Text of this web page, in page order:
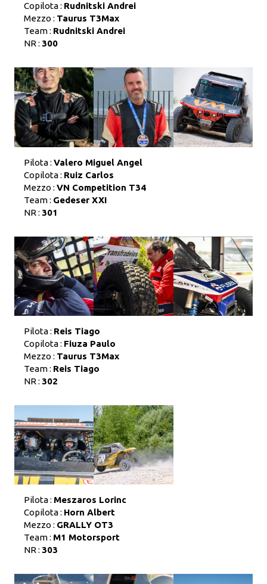
Copilota : Rudnitski Andrei
Mezzo : Taurus T3Max
Team : Rudnitski Andrei
NR : 300
Pilota : Valero Miguel Angel
Copilota : Ruiz Carlos
Mezzo : VN Competition T34
Team : Gedeser XXI
NR : 301
Pilota : Reis Tiago
Copilota : Fiuza Paulo
Mezzo : Taurus T3Max
Team : Reis Tiago
NR : 302
Pilota : Meszaros Lorinc
Copilota : Horn Albert
Mezzo : GRALLY OT3
Team : M1 Motorsport
NR : 303